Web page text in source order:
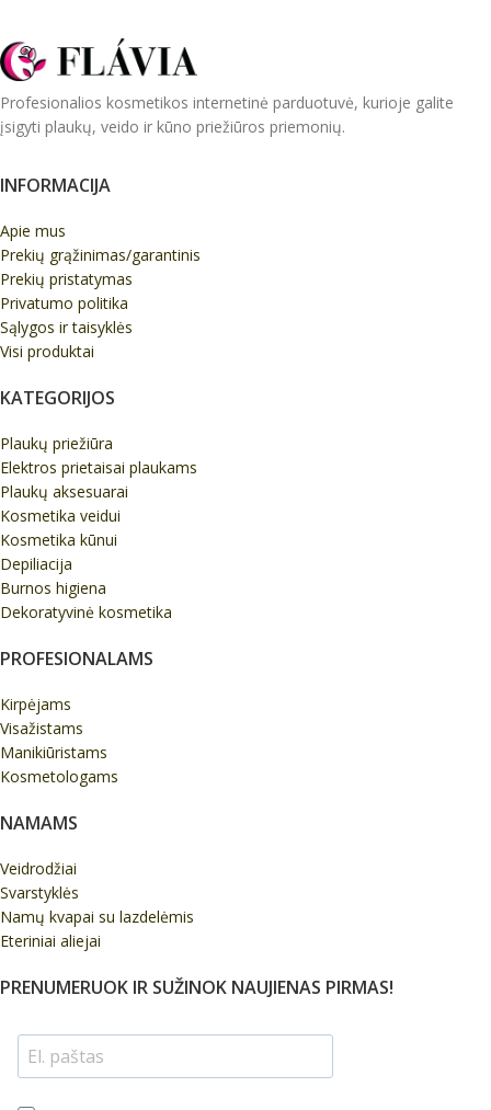
Profesionalios kosmetikos internetinė parduotuvė, kurioje galite
įsigyti plaukų, veido ir kūno priežiūros priemonių.
INFORMACIJA
Apie mus
Prekių grąžinimas/garantinis
Prekių pristatymas
Privatumo politika
Sąlygos ir taisyklės
Visi produktai
KATEGORIJOS
Plaukų priežiūra
Elektros prietaisai plaukams
Plaukų aksesuarai
Kosmetika veidui
Kosmetika kūnui
Depiliacija
Burnos higiena
Dekoratyvinė kosmetika
PROFESIONALAMS
Kirpėjams
Visažistams
Manikiūristams
Kosmetologams
NAMAMS
Veidrodžiai
Svarstyklės
Namų kvapai su lazdelėmis
Eteriniai aliejai
PRENUMERUOK IR SUŽINOK NAUJIENAS PIRMAS!